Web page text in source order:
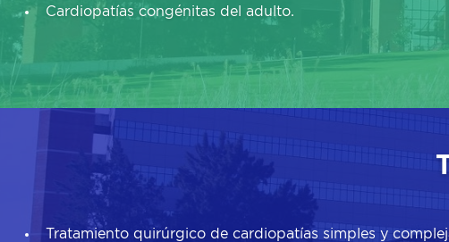
Cardiopatías congénitas del adulto.
Tratamiento quirúrgico de cardiopatías simples y